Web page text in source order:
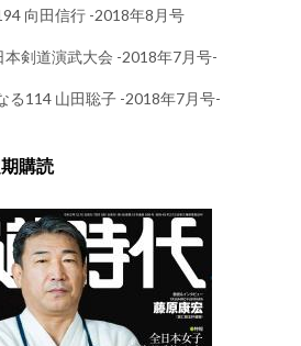
向田信行 -2018年8月号
本剣道演武大会 -2018年7月号-
る114 山田聡子 -2018年7月号-
購読